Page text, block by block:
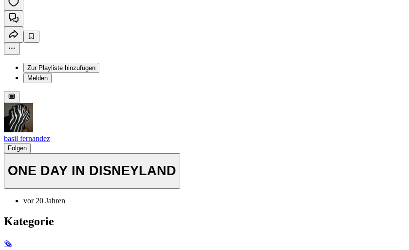
Zur Playliste hinzufügen
Melden
basil fernandez
Folgen
ONE DAY IN DISNEYLAND
vor 20 Jahren
Kategorie
🗞